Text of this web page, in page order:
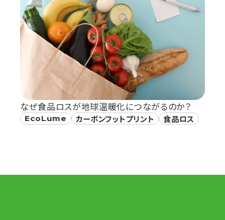
なぜ食品ロスが地球温暖化につながるのか？
EcoLume カーボンフットプリント 食品ロス